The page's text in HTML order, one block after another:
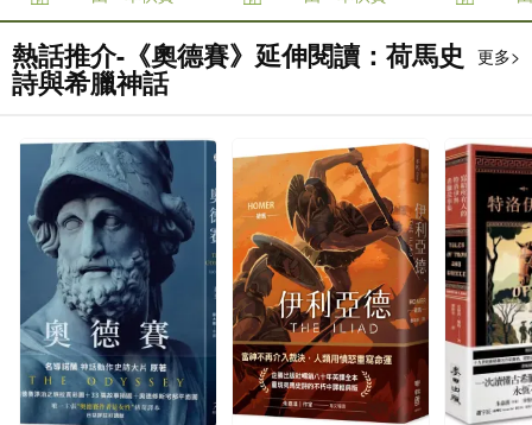
熱話推介-《奧德賽》延伸閱讀：荷馬史
詩與希臘神話
更多>